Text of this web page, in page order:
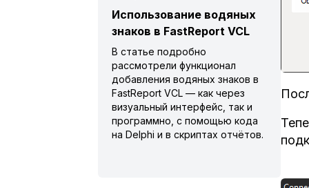
Использование водяных
знаков в FastReport VCL
В статье подробно
рассмотрели функционал
добавления водяных знаков в
FastReport VCL — как через
визуальный интерфейс, так и
программно, с помощью кода
на Delphi и в скриптах отчётов.